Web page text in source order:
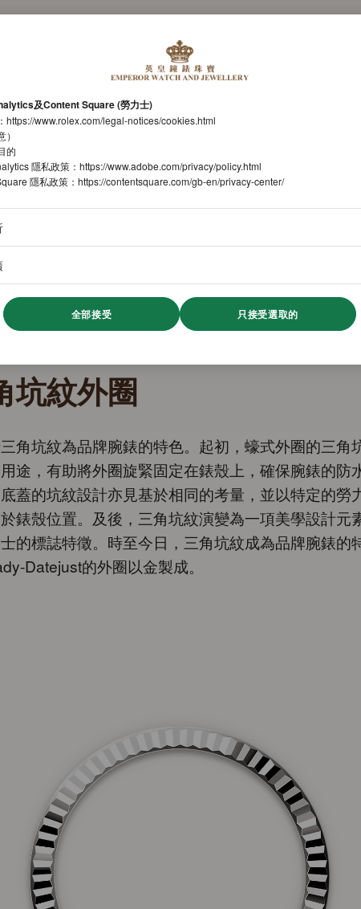
自動上鏈機械恒動機芯
機芯型號
勞力士2236型機芯
坑紋外圈
角坑紋為品牌腕錶的特色。起初，蠔式外圈的三角
途，有助將外圈旋緊固定在錶殼上，確保腕錶的防
蓋的坑紋設計亦見基於相同的考量，並以特定的勞
錶殼位置。及後，三角坑紋演變為一項美學設計元
的標誌特徵。時至今日，三角坑紋成為品牌腕錶的
Datejust的外圈以金製成。
及Content Square (勞力士)
https://www.rolex.com/legal-notices/cookies.html
的
隱私政策： https://www.adobe.com/privacy/policy.html
隱私政策： https://contentsquare.com/gb-en/privacy-center/
全部接受 只接受選取的